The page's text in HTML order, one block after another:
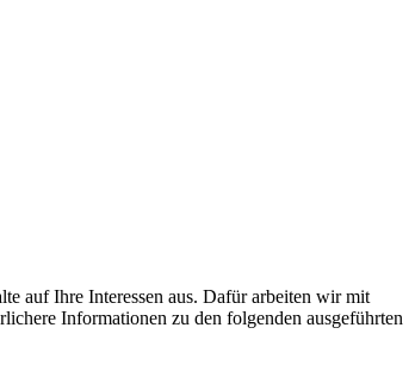
auf Ihre Interessen aus. Dafür arbeiten wir mit
Informationen zu den folgenden ausgeführten